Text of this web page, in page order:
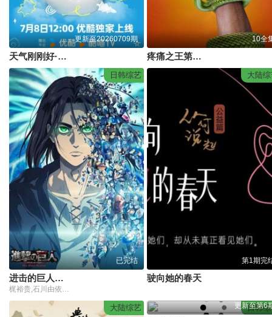
更新至20260709期
天气刚刚好·白鹿十周年拾光音乐会
10全
疼痛之王第二季
日韩综艺
已完结
进击的巨人最终季Part.2
梶裕贵,石川由依,井上麻里奈,神谷浩史,细谷佳正,朴璐美,谷山纪章,下野纮,藤田咲,三上枝织,子安武人,花江夏树,佐仓绫音,沼仓爱美,增田俊树,松风雅也,小野贤章,花轮英司,斋贺光希,齐藤次郎
大陆
第1期完
驶向她的春天
大陆综艺 日韩
更新至第6